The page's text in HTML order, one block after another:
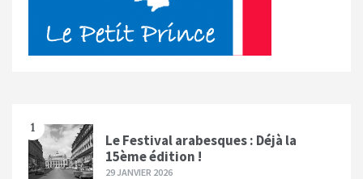
1
Le Festival arabesques : Déjà la
15ème édition !
29 JANVIER 2026